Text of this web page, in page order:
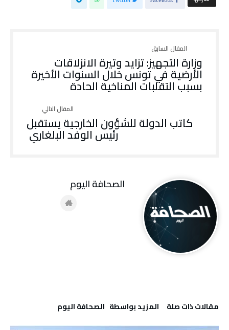
وزارة التجهيز: تزايد وتيرة الانزلاقات
الأرضية في تونس خلال السنوات الأخيرة
بسبب التقلبات المناخية الحادة
كاتب الدولة للشؤون الخارجية يستقبل
رئيس الوفد البلغاري
‫مقالات ذات صلة‬ ‫‫المزيد بواسطة‬ ‬ ‭ ‬الصحافة‭ ‬اليوم